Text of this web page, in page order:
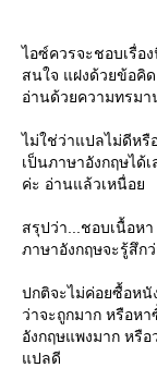
ไอซ์ควรจะชอบเรื่อ
สนใจ แฝงด้วยข้อคิ
อ่านด้วยความทรม
ไม่ใช่ว่าแปลไม่ดีห
เป็นภาษาอังกฤษได้
ค่ะ อ่านแล้วเหนื่อ
สรุปว่า...ชอบเนื้อห
ภาษาอังกฤษจะรู้สึก
ปกติจะไม่ค่อยซื้อหนั
ว่าจะถูกมาก หรือหา
อังกฤษแพงมาก หรื
ปลดี